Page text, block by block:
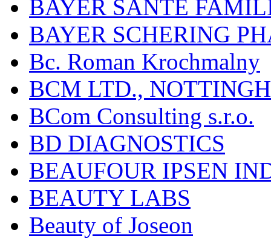
BAYER SANTÉ
BAYER SCHERING
Bc. Roman Krochmalny
BCM LTD.,
BCom Consulting s.r.o.
BD DIAGNOSTICS
BEAUFOUR IPSEN
BEAUTY LABS
Beauty of Joseon